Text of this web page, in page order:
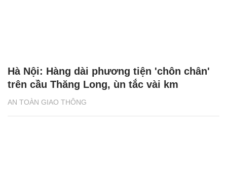
AN TOÀN GIAO THÔNG
Hà Nội: Hàng dài phương tiện 'chôn chân'
trên cầu Thăng Long, ùn tắc vài km